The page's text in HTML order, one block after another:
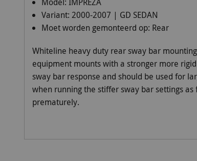
Variant: 2000-2007 | GD SEDAN
Moet worden gemonteerd op: Rear
Whiteline heavy duty rear sway bar
equipment mounts with a stronger more
sway bar response and should be used for
when running the stiffer sway bar settings
prematurely.